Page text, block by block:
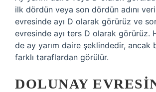
ilk dördün veya son dördün adını
evresinde ayı D olarak görürüz ve
evresinde ayı ters D olarak görürüz.
de ay yarım daire şeklindedir, ancak
farklı taraflardan görülür.
DOLUNAY